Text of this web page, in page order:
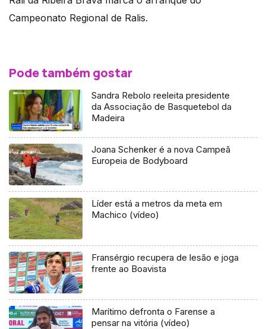
Campeonato Regional de Ralis.
Pode também gostar
Sandra Rebolo reeleita presidente
da Associação de Basquetebol da
Madeira
Joana Schenker é a nova Campeã
Europeia de Bodyboard
Líder está a metros da meta em
Machico (vídeo)
Fransérgio recupera de lesão e joga
frente ao Boavista
Marítimo defronta o Farense a
pensar na vitória (vídeo)